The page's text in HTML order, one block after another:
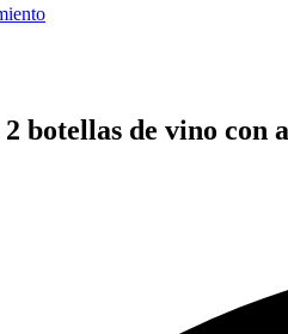
botellas de vino con